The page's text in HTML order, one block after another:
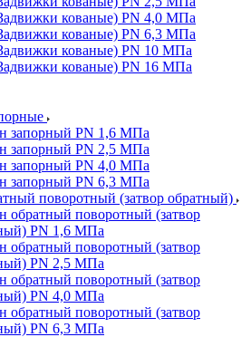
кованые) PN 4,0 МПа
кованые) PN 6,3 МПа
кованые) PN 10 МПа
кованые) PN 16 МПа
запорный PN 1,6 МПа
запорный PN 2,5 МПа
запорный PN 4,0 МПа
запорный PN 6,3 МПа
поворотный (затвор обратный)
обратный поворотный (затвор
PN 1,6 МПа
обратный поворотный (затвор
PN 2,5 МПа
обратный поворотный (затвор
PN 4,0 МПа
обратный поворотный (затвор
PN 6,3 МПа